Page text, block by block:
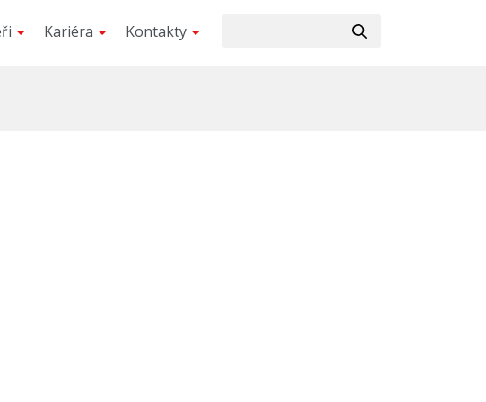
Kariéra Kontakty